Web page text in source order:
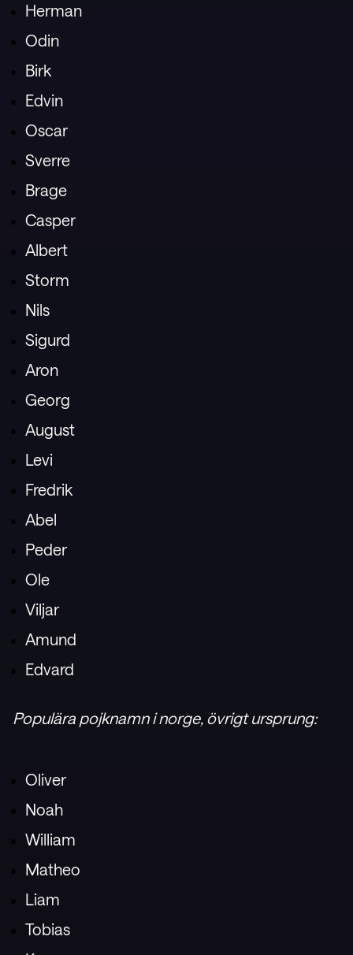
Herman
Odin
Birk
Edvin
Oscar
Sverre
Brage
Casper
Albert
Storm
Nils
Sigurd
Aron
Georg
August
Levi
Fredrik
Abel
Peder
Ole
Viljar
Amund
Edvard
Populära pojknamn i norge, övrigt ursprung:
Oliver
Noah
William
Matheo
Liam
Tobias